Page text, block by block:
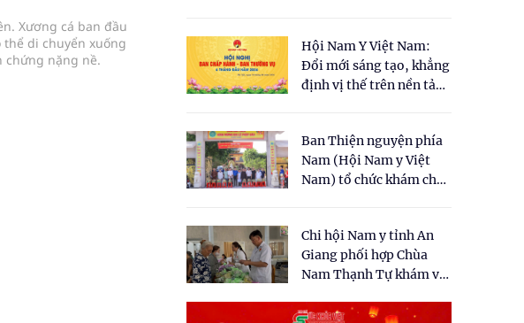
Xương cá ban đầu
di chuyển xuống
chứng nặng nề.
Hội Nam Y Việt Nam:
Đổi mới sáng tạo, khẳng
định vị thế trên nền tảng
Ban Thiện nguyện phía
Nam (Hội Nam y Việt
Nam) tổ chức khám chữa
dân tại xã Tân Tập
Chi hội Nam y tỉnh An
Giang phối hợp Chùa
Nam Thạnh Tự khám và
nhân dân